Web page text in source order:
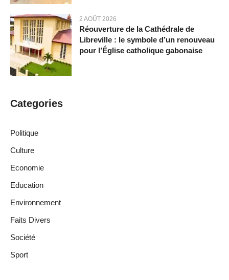
2 AOÛT 2026
Réouverture de la Cathédrale de
Libreville : le symbole d’un renouveau
pour l’Église catholique gabonaise
Categories
Politique
Culture
Economie
Education
Environnement
Faits Divers
Société
Sport